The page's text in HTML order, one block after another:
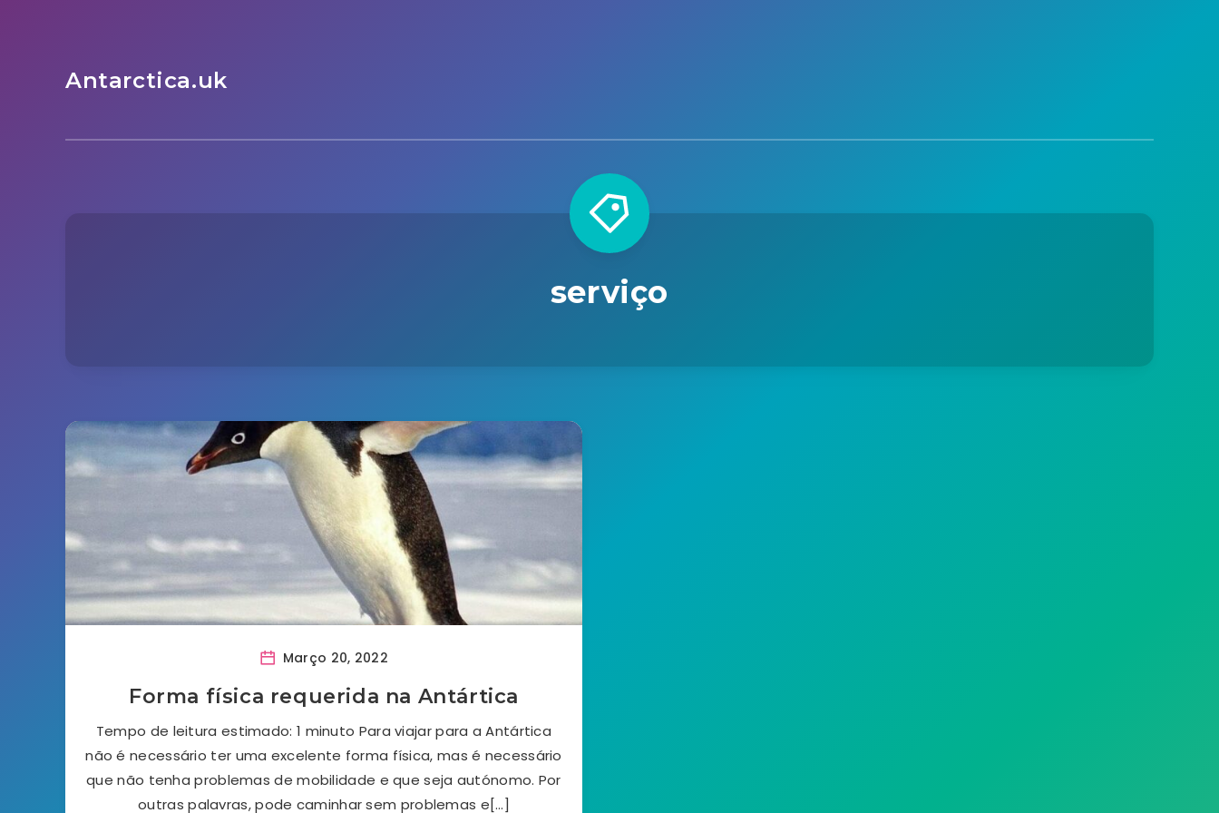
Antarctica.uk
serviço
Março 20, 2022
Forma física requerida na Antártica
Tempo de leitura estimado: 1 minuto Para viajar para a Antártica
não é necessário ter uma excelente forma física, mas é necessário
que não tenha problemas de mobilidade e que seja autónomo. Por
outras palavras, pode caminhar sem problemas e[…]